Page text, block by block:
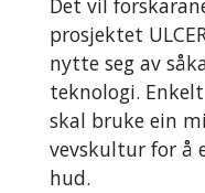
Det vil
prosjektet
nytte seg av
teknologi.
skal bruke ein
vevskultur for å
hud.